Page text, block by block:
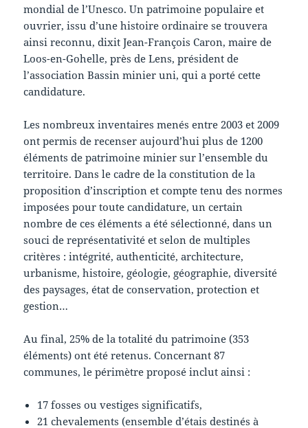
mondial de l’Unesco. Un patrimoine populaire et
ouvrier, issu d’une histoire ordinaire se trouvera
ainsi reconnu, dixit Jean-François Caron, maire de
Loos-en-Gohelle, près de Lens, président de
l’association Bassin minier uni, qui a porté cette
candidature.
Les nombreux inventaires menés entre 2003 et 2009
ont permis de recenser aujourd’hui plus de 1200
éléments de patrimoine minier sur l’ensemble du
territoire. Dans le cadre de la constitution de la
proposition d’inscription et compte tenu des normes
imposées pour toute candidature, un certain
nombre de ces éléments a été sélectionné, dans un
souci de représentativité et selon de multiples
critères : intégrité, authenticité, architecture,
urbanisme, histoire, géologie, géographie, diversité
des paysages, état de conservation, protection et
gestion…
Au final, 25% de la totalité du patrimoine (353
éléments) ont été retenus. Concernant 87
communes, le périmètre proposé inclut ainsi :
17 fosses ou vestiges significatifs,
21 chevalements (ensemble d’étais destinés à